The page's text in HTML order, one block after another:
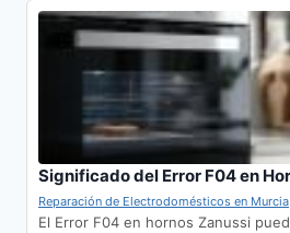
Significado del Error F04 en
Reparación de Electrodomésticos en Murcia
El Error F04 en hornos Zanussi